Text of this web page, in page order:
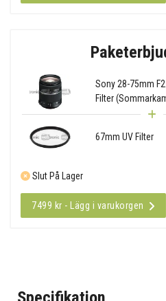
Sony 28-75mm
Filter
67mm UV Filter
Slut På Lager
7499 kr - Lägg i varukorgen